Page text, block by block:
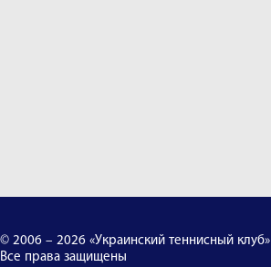
© 2006 – 2026 «Украинский теннисный клуб»
Все права защищены